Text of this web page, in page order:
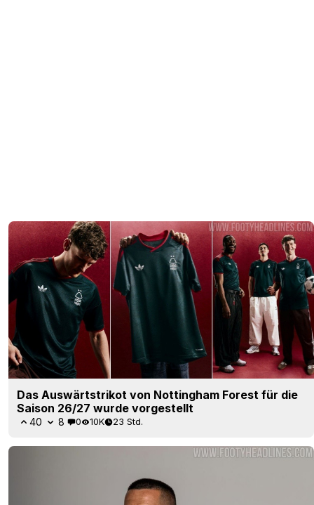
Das Auswärtstrikot von Nottingham Forest für die
Saison 26/27 wurde vorgestellt
40 8 0 10K 23 Std.